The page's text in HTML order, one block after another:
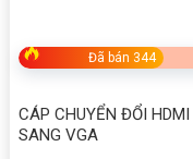
Đã bán 344
CÁP CHUYỂN ĐỔI HDMI
SANG VGA